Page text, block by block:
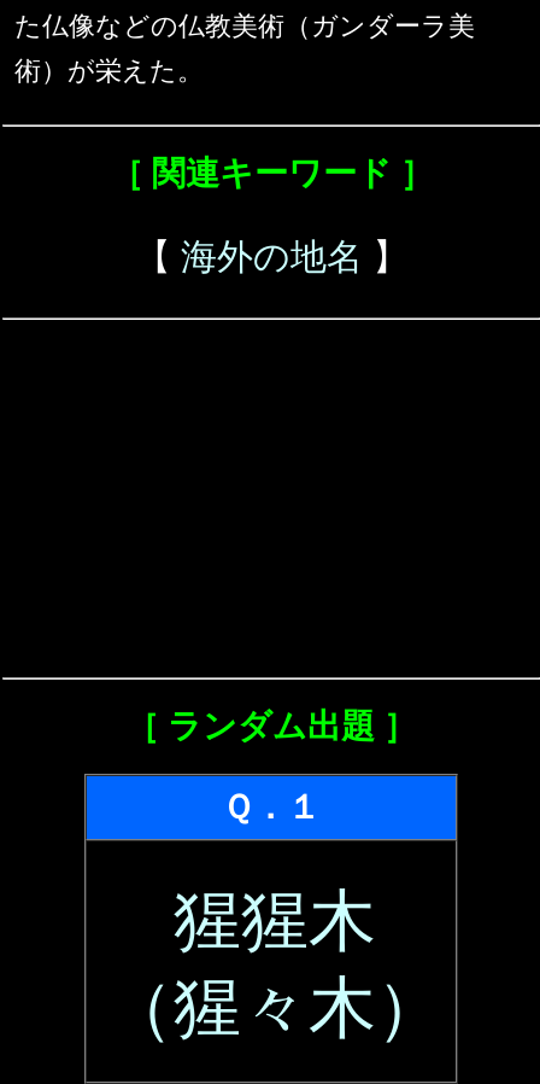
た仏像などの仏教美術（ガンダーラ美
術）が栄えた。
［ 関連キーワード ］
【 海外の地名 】
［ ランダム出題 ］
Ｑ．１
猩猩木
（猩々木）